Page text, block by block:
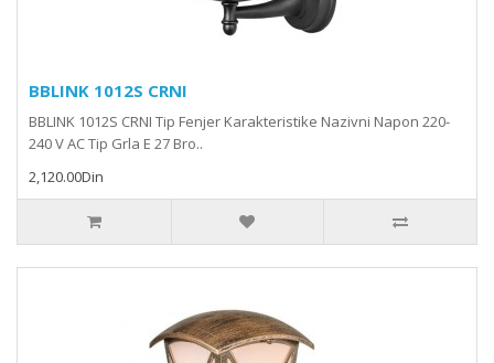
BBLINK 1012S CRNI
BBLINK 1012S CRNI Tip Fenjer Karakteristike Nazivni Napon 220-
240 V AC Tip Grla E 27 Bro..
2,120.00Din